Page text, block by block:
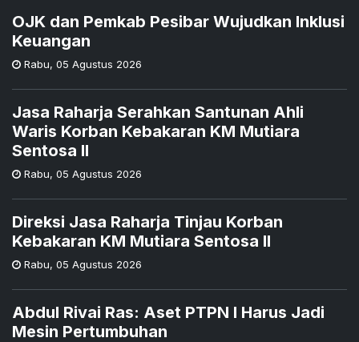
OJK dan Pemkab Pesibar Wujudkan Inklusi
Keuangan
Rabu, 05 Agustus 2026
Jasa Raharja Serahkan Santunan Ahli
Waris Korban Kebakaran KM Mutiara
Sentosa II
Rabu, 05 Agustus 2026
Direksi Jasa Raharja Tinjau Korban
Kebakaran KM Mutiara Sentosa II
Rabu, 05 Agustus 2026
Abdul Rivai Ras: Aset PTPN I Harus Jadi
Mesin Pertumbuhan